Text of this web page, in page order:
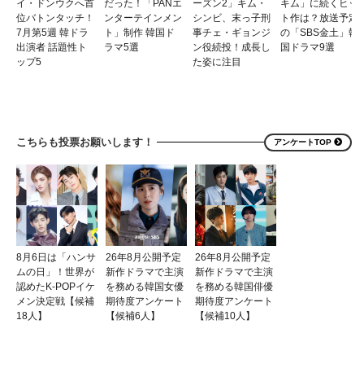
イ・ドンウクへ首
位バトンタッチ！
7月第5週 韓ドラ
出演者 話題性ト
ップ5
だった！「PANエ
ンターテインメン
ト」制作 韓国ド
ラマ5選
ーズン2」キム・
シンビ、末っ子刑
事チェ・ギョンジ
ン役続投！成長し
た姿に注目
キム」に続くヒッ
ト作は？放送予定
の「SBS金土」韓
国ドラマ9選
こちらも投票お願いします！ アンケートTOP
8月6日は「ハンサ
ムの日」！世界が
認めたK-POPイケ
メン決定戦【候補
18人】
26年8月公開予定
新作ドラマで主演
を務める韓国女優
期待度アンケート
【候補6人】
26年8月公開予定
新作ドラマで主演
を務める韓国俳優
期待度アンケート
【候補10人】